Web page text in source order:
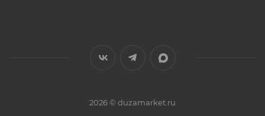
2026 © duzamarket.ru